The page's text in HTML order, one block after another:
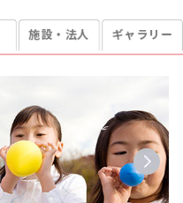
施設・法人 ギャラリー